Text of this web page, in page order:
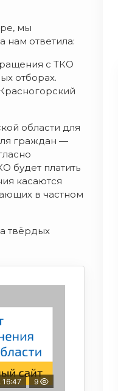
мы
ответила:
с ТКО
отборах.
области для
граждан —
будет платить
касаются
в частном
твёрдых
9